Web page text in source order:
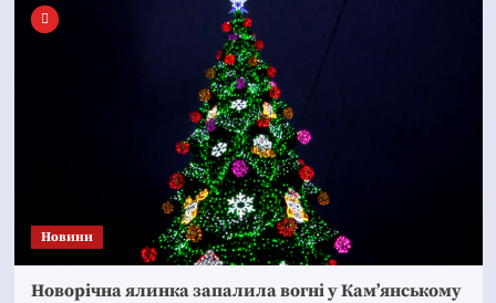
Новини
Новорічна ялинка запалила вогні у Кам’янському